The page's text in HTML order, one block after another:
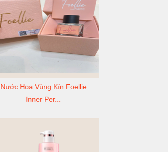
Nước Hoa Vùng Kín Foellie
Inner Per...